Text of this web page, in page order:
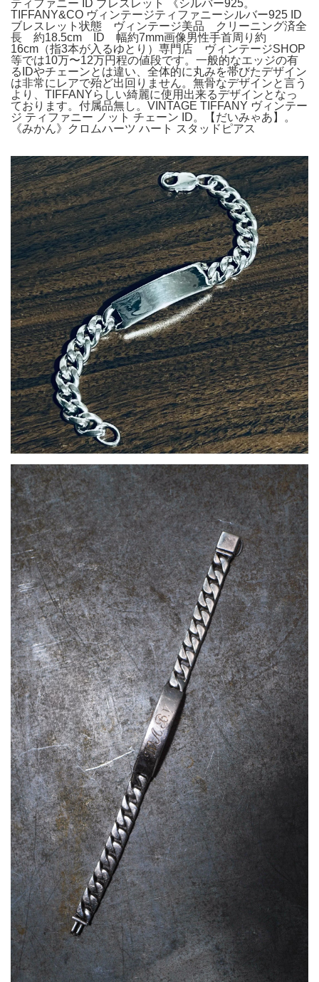
ティファニー ID ブレスレット 《シルバー925。
TIFFANY&CO ヴィンテージティファニーシルバー925 ID
ブレスレット状態 ヴィンテージ美品 クリーニング済全
長 約18.5cm ID 幅約7mm画像男性手首周り約
16cm（指3本が入るゆとり）専門店 ヴィンテージSHOP
等では10万〜12万円程の値段です。一般的なエッジの有
るIDやチェーンとは違い、全体的に丸みを帯びたデザイン
は非常にレアで殆ど出回りません。無骨なデザインと言う
より、TIFFANYらしい綺麗に使用出来るデザインとなっ
ております。付属品無し。VINTAGE TIFFANY ヴィンテー
ジ ティファニー ノット チェーン ID。【だいみゃあ】。
《みかん》クロムハーツ ハート スタッドピアス